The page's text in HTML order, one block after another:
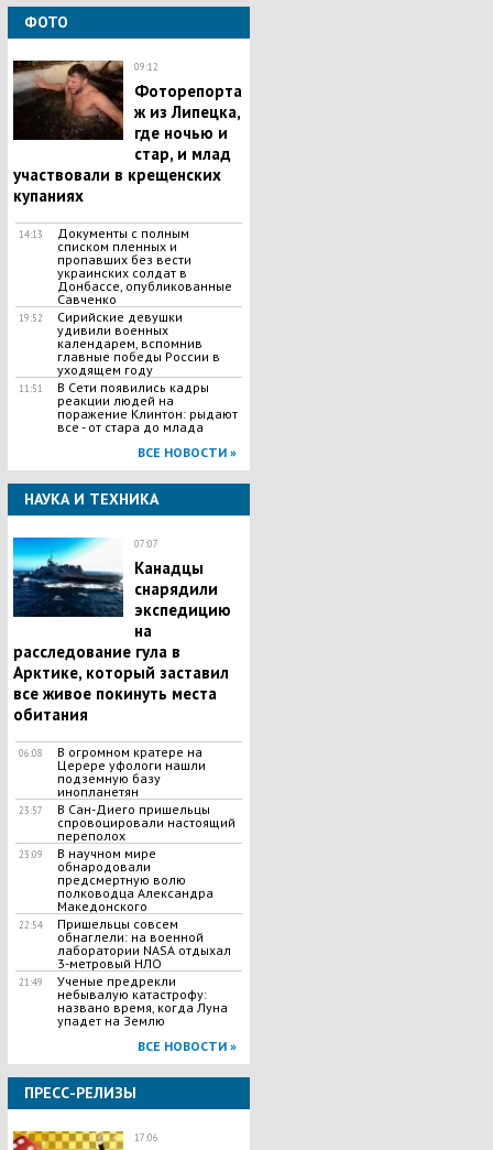
ФОТО
09:12
Фоторепорта
ж из Липецка,
где ночью и
стар, и млад
участвовали в крещенских
купаниях
14:13
Документы с полным
списком пленных и
пропавших без вести
украинских солдат в
Донбассе, опубликованные
Савченко
19:52
Сирийские девушки
удивили военных
календарем, вспомнив
главные победы России в
уходящем году
11:51
В Сети появились кадры
реакции людей на
поражение Клинтон: рыдают
все - от стара до млада
ВСЕ НОВОСТИ »
НАУКА И ТЕХНИКА
07:07
Канадцы
снарядили
экспедицию
на
расследование гула в
Арктике, который заставил
все живое покинуть места
обитания
06:08
В огромном кратере на
Церере уфологи нашли
подземную базу
инопланетян
23:57
В Сан-Диего пришельцы
спровоцировали настоящий
переполох
23:09
В научном мире
обнародовали
предсмертную волю
полководца Александра
Македонского
22:54
Пришельцы совсем
обнаглели: на военной
лаборатории NASA отдыхал
3-метровый НЛО
21:49
Ученые предрекли
небывалую катастрофу:
названо время, когда Луна
упадет на Землю
ВСЕ НОВОСТИ »
ПРЕСС-РЕЛИЗЫ
17:06